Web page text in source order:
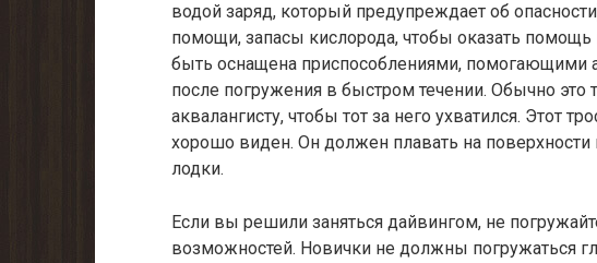
водой заряд, который предупреждает об
помощи, запасы кислорода, чтобы оказать
быть оснащена приспособлениями, помогающими
после погружения в быстром течении. Обычно
аквалангисту, чтобы тот за него ухватился. Этот
хорошо виден. Он должен плавать на
лодки.
Если вы решили заняться дайвингом, не
возможностей. Новички не должны погружаться